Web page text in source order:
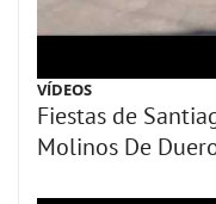
VÍDEOS
Fiestas de
Molinos De